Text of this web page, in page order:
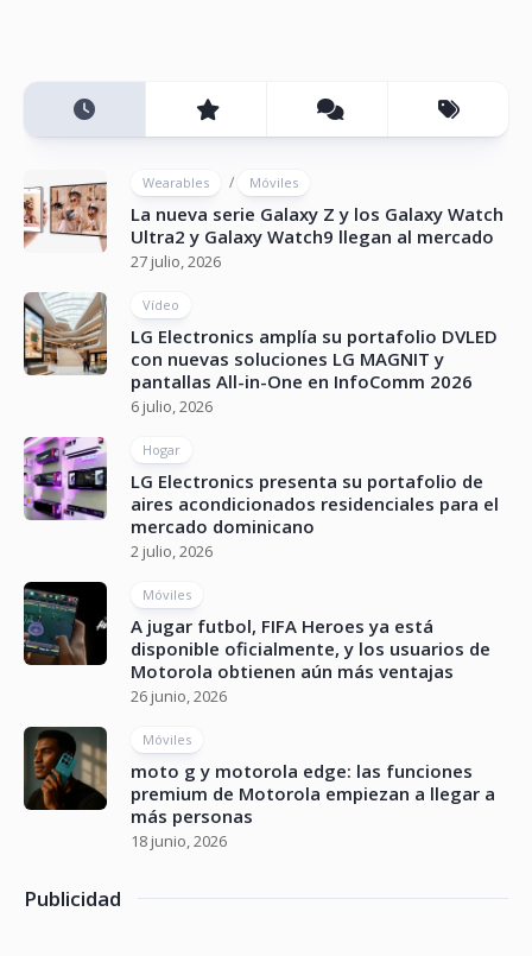
Wearables / Móviles
La nueva serie Galaxy Z y los Galaxy Watch
Ultra2 y Galaxy Watch9 llegan al mercado
27 julio, 2026
Vídeo
LG Electronics amplía su portafolio DVLED
con nuevas soluciones LG MAGNIT y
pantallas All-in-One en InfoComm 2026
6 julio, 2026
Hogar
LG Electronics presenta su portafolio de
aires acondicionados residenciales para el
mercado dominicano
2 julio, 2026
Móviles
A jugar futbol, FIFA Heroes ya está
disponible oficialmente, y los usuarios de
Motorola obtienen aún más ventajas
26 junio, 2026
Móviles
moto g y motorola edge: las funciones
premium de Motorola empiezan a llegar a
más personas
18 junio, 2026
Publicidad